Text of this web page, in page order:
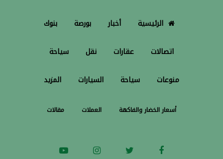
الرئيسية أخبار بورصة بنوك
اتصالات عقارات نقل سياحة
منوعات سياحة السيارات المزيد
أسعار الخضار والفاكهة العملات مقالات